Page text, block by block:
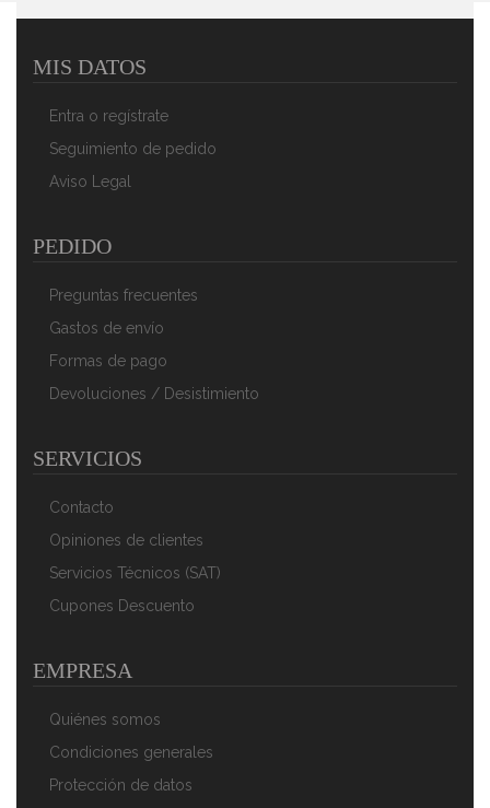
Agua, Cobertura 35 M², Temporizador, Difusor Aceites
Esenciales, Pantalla LCD, Blanco
MIS DATOS
Entra o regístrate
Seguimiento de pedido
Aviso Legal
PEDIDO
Preguntas frecuentes
Gastos de envío
Formas de pago
Devoluciones / Desistimiento
SERVICIOS
Contacto
Opiniones de clientes
Servicios Técnicos (SAT)
Cupones Descuento
EMPRESA
Quiénes somos
Condiciones generales
Protección de datos